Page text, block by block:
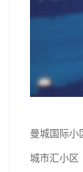
曼城国际小
城市汇小区